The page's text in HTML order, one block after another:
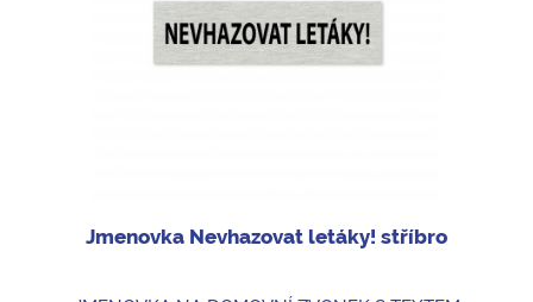
Jmenovka Nevhazovat letáky! stříbro